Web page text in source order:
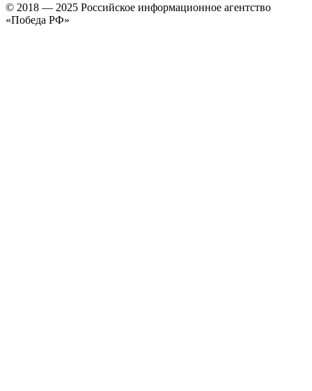
© 2018 — 2025 Российское информационное агентство
«Победа РФ»